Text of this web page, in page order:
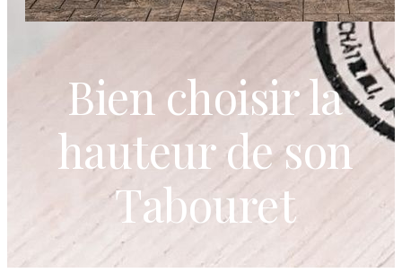
Bien choisir la
hauteur de son
Tabouret